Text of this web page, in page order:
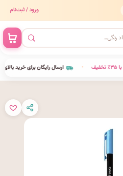
ورود / ثبت‌نام
ارسال رایگان برای خرید بالای •